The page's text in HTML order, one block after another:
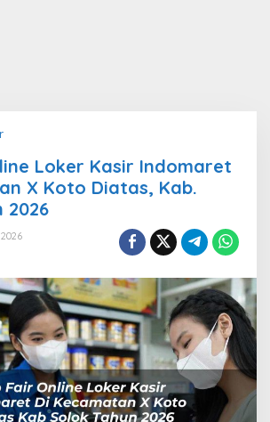
Job
Online
Loker
Kasir
di
X
Koto
Diatas,
Kab.
Solok
Tahun
2026
Loker Kasir Indomaret
X Koto Diatas, Kab.
2026